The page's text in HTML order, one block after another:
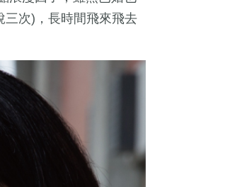
三次)，長時間飛來飛去